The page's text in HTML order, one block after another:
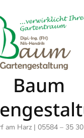
Baum
am Harz | 05584 – 35